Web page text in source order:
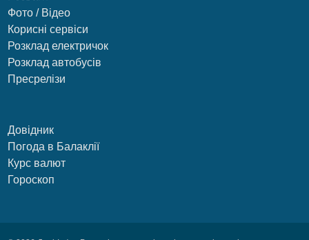
Фото / Відео
Корисні сервіси
Розклад електричок
Розклад автобусів
Пресрелізи
Довідник
Погода в Балаклії
Курс валют
Гороскоп